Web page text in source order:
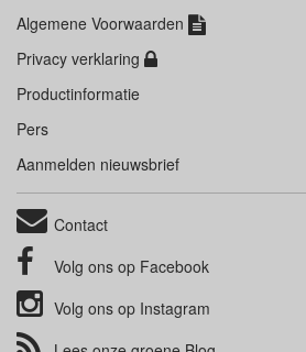
Algemene Voorwaarden
Privacy verklaring
Productinformatie
Pers
Aanmelden nieuwsbrief
Contact
Volg ons op Facebook
Volg ons op Instagram